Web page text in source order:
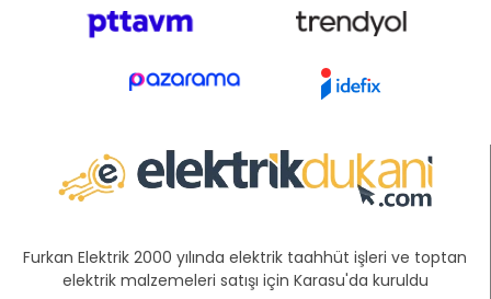
Furkan Elektrik 2000 yılında elektrik taahhüt işleri ve toptan
elektrik malzemeleri satışı için Karasu'da kuruldu